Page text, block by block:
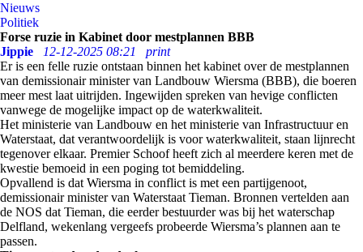
Nieuws
Politiek
Forse ruzie in Kabinet door mestplannen BBB
Jippie
12-12-2025 08:21
print
Er is een felle ruzie ontstaan binnen het kabinet over de mestplannen
van demissionair minister van Landbouw Wiersma (BBB), die boeren
meer mest laat uitrijden. Ingewijden spreken van hevige conflicten
vanwege de mogelijke impact op de waterkwaliteit.
Het ministerie van Landbouw en het ministerie van Infrastructuur en
Waterstaat, dat verantwoordelijk is voor waterkwaliteit, staan lijnrecht
tegenover elkaar. Premier Schoof heeft zich al meerdere keren met de
kwestie bemoeid in een poging tot bemiddeling.
Opvallend is dat Wiersma in conflict is met een partijgenoot,
demissionair minister van Waterstaat Tieman. Bronnen vertelden aan
de NOS dat Tieman, die eerder bestuurder was bij het waterschap
Delfland, wekenlang vergeefs probeerde Wiersma’s plannen aan te
passen.